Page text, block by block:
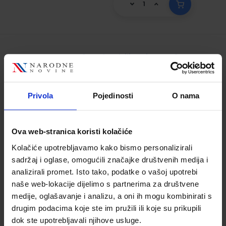
Privola Pojedinosti O nama
Ova web-stranica koristi kolačiće
Kolačiće upotrebljavamo kako bismo personalizirali
sadržaj i oglase, omogućili značajke društvenih medija i
analizirali promet. Isto tako, podatke o vašoj upotrebi
naše web-lokacije dijelimo s partnerima za društvene
medije, oglašavanje i analizu, a oni ih mogu kombinirati s
drugim podacima koje ste im pružili ili koje su prikupili
dok ste upotrebljavali njihove usluge.
ELEKTRONIKA 1; radna bilježnica za 2.
razred srednjih strukovnih škola za
dvogodišnje učenje
Šifra proizvoda:
569419
Autor(i):Nediljka Furčić
Nakladnik:
ELEMENT d.o.o.
Registarski broj
18,50 €